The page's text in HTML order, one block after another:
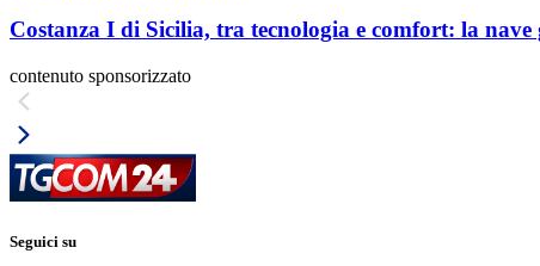
Costanza I di Sicilia, tra tecnologia e comfort: la nave
contenuto sponsorizzato
Seguici su